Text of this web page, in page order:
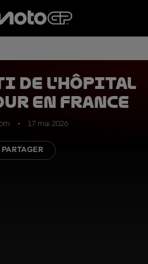
de l'hôpital
en France
17 mai 2026
PARTAGER